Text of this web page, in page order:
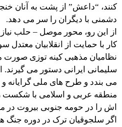
کنند، “داعش” از پشت به آنان
دشمنی با دیگران را سر می دهد.
از این رو، محور موصل – حلب
کار با حمایت از انقلابیان
نظامیان مذهبی کینه توزی صورت
سلیمانی ایرانی دستور می گیرند.
می بندد و طرح های ملی گرایانه
منطقه عربی و اسلامی با شکست
اش را در حومه جنوبی بیروت در
اگر سلجوقیان ترک در دوره